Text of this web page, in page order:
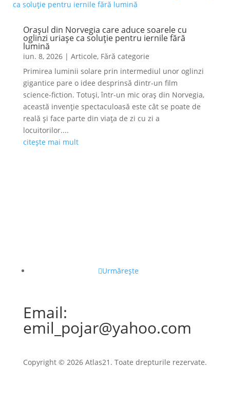
Orașul din Norvegia care aduce soarele cu
oglinzi uriașe ca soluție pentru iernile fără
lumină
iun. 8, 2026| Articole, Fără categorie
Primirea luminii solare prin intermediul unor oglinzi
gigantice pare o idee desprinsă dintr-un film
science-fiction. Totuși, într-un mic oraș din Norvegia,
această invenție spectaculoasă este cât se poate de
reală și face parte din viața de zi cu zi a
locuitorilor....
citește mai mult
Urmărește
Email:
emil_pojar@yahoo.com
Copyright © 2026 Atlas21. Toate drepturile rezervate.